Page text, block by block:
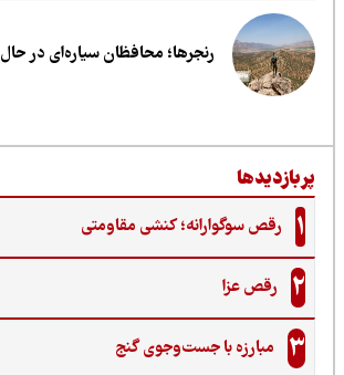
رنجرها؛ محافظان سیاره‌ای در حال تغییر
رقص سوگوارانه؛ کنشی مقاومتی
رقص عزا
مبارزه با جست‌وجوی گنج‌